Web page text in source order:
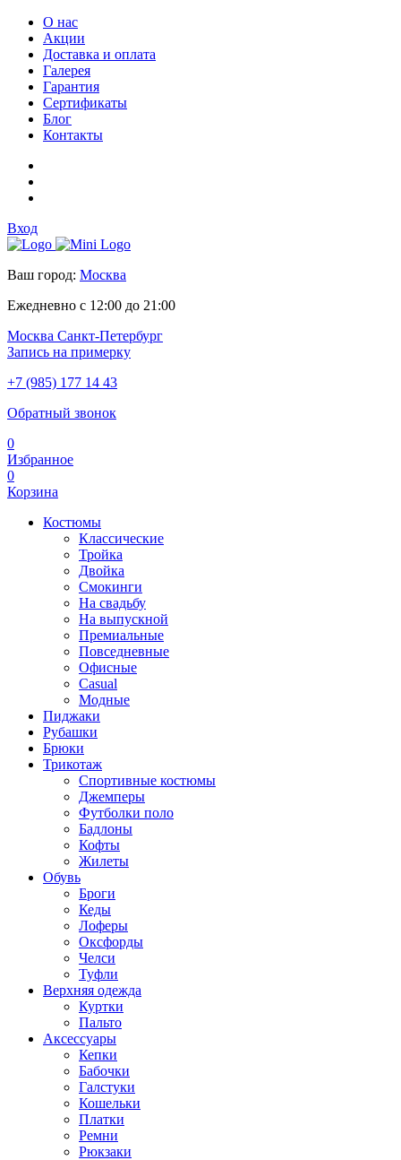
О нас
Акции
Доставка и оплата
Галерея
Гарантия
Сертификаты
Блог
Контакты
Вход
Ваш город: Москва
Ежедневно с 12:00 до 21:00
Москва Санкт-Петербург
Запись на примерку
+7 (985) 177 14 43
Обратный звонок
0
Избранное
0
Корзина
Костюмы
Классические
Тройка
Двойка
Смокинги
На свадьбу
На выпускной
Премиальные
Повседневные
Офисные
Casual
Модные
Пиджаки
Рубашки
Брюки
Трикотаж
Спортивные костюмы
Джемперы
Футболки поло
Бадлоны
Кофты
Жилеты
Обувь
Броги
Кеды
Лоферы
Оксфорды
Челси
Туфли
Верхняя одежда
Куртки
Пальто
Аксессуары
Кепки
Бабочки
Галстуки
Кошельки
Платки
Ремни
Рюкзаки